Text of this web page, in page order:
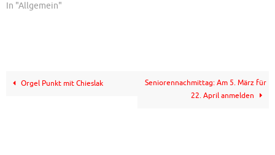
In "Allgemein"
Orgel Punkt mit Chieslak
Seniorennachmittag: Am 5. März für
22. April anmelden